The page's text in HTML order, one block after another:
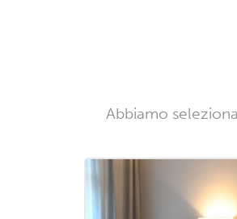
Abbiamo